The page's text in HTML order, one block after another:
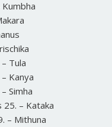
Tula
Kanya
Simha
– Kataka
– Mithuna